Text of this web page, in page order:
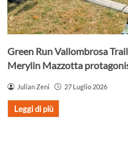
Green Run Vallombrosa
Merylin Mazzotta
Julian Zeni 27 Luglio 2026
Leggi di più